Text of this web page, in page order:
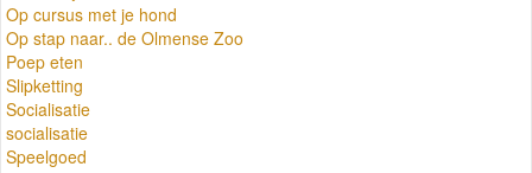
Op cursus met je hond
Op stap naar.. de Olmense Zoo
Poep eten
Slipketting
Socialisatie
socialisatie
Speelgoed